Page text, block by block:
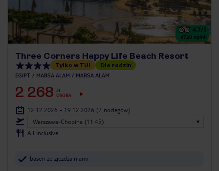
4.7/5
4720 opinii
Three Corners Happy Life Beach Resort
Tylko w TUI Dla rodzin
EGIPT MARSA ALAM MARSA ALAM
2 268 ZŁ
OSOBA
12.12.2026 - 19.12.2026 (7 noclegów)
Warszawa-Chopina (11:45)
All Inclusive
basen ze zjeżdżalniami